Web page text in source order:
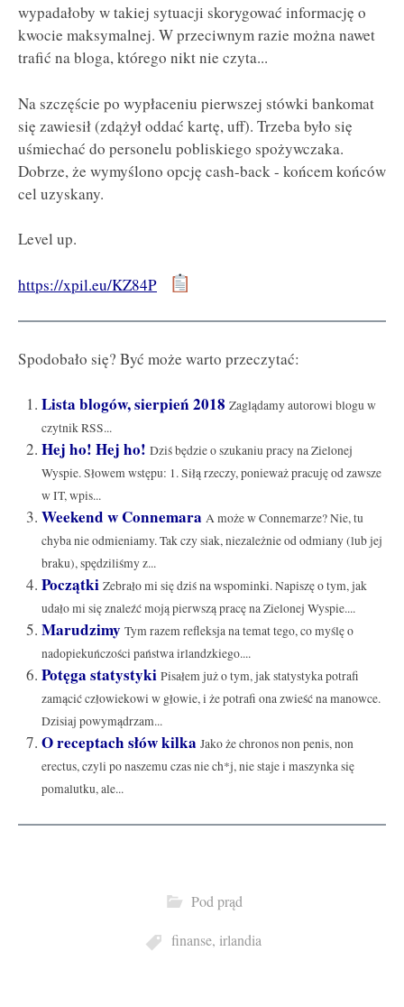
wypadałoby w takiej sytuacji skorygować informację o
kwocie maksymalnej. W przeciwnym razie można nawet
trafić na bloga, którego nikt nie czyta...
Na szczęście po wypłaceniu pierwszej stówki bankomat
się zawiesił (zdążył oddać kartę, uff). Trzeba było się
uśmiechać do personelu pobliskiego spożywczaka.
Dobrze, że wymyślono opcję cash-back - końcem końców
cel uzyskany.
Level up.
https://xpil.eu/KZ84P
Spodobało się? Być może warto przeczytać:
Lista blogów, sierpień 2018 Zaglądamy autorowi blogu w
czytnik RSS...
Hej ho! Hej ho! Dziś będzie o szukaniu pracy na Zielonej
Wyspie. Słowem wstępu: 1. Siłą rzeczy, ponieważ pracuję od zawsze
w IT, wpis...
Weekend w Connemara A może w Connemarze? Nie, tu
chyba nie odmieniamy. Tak czy siak, niezależnie od odmiany (lub jej
braku), spędziliśmy z...
Początki Zebrało mi się dziś na wspominki. Napiszę o tym, jak
udało mi się znaleźć moją pierwszą pracę na Zielonej Wyspie....
Marudzimy Tym razem refleksja na temat tego, co myślę o
nadopiekuńczości państwa irlandzkiego....
Potęga statystyki Pisałem już o tym, jak statystyka potrafi
zamącić człowiekowi w głowie, i że potrafi ona zwieść na manowce.
Dzisiaj powymądrzam...
O receptach słów kilka Jako że chronos non penis, non
erectus, czyli po naszemu czas nie ch*j, nie staje i maszynka się
pomalutku, ale...
Pod prąd
finanse, irlandia